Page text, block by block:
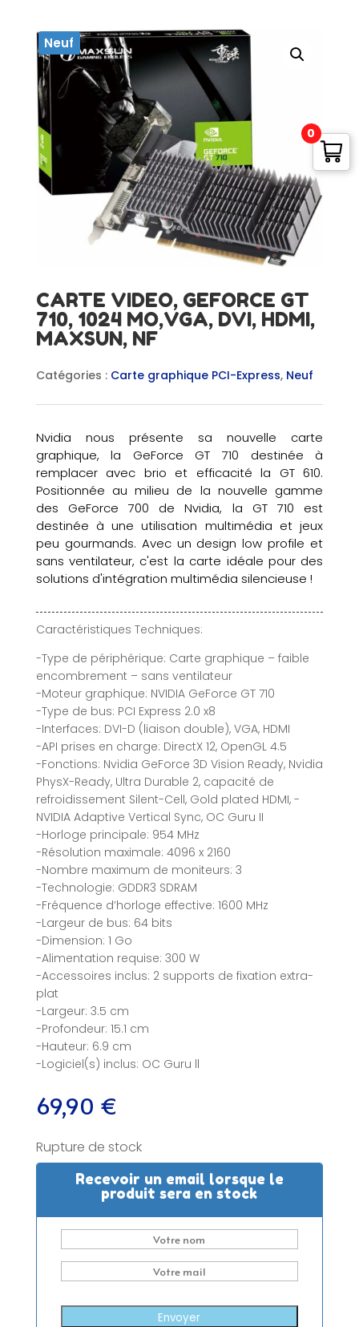
Neuf
CARTE VIDEO, GEFORCE GT
710, 1024 MO,VGA, DVI, HDMI,
MAXSUN, NF
Catégories : Carte graphique PCI-Express, Neuf
Nvidia nous présente sa nouvelle carte
graphique, la GeForce GT 710 destinée à
remplacer avec brio et efficacité la GT 610.
Positionnée au milieu de la nouvelle gamme
des GeForce 700 de Nvidia, la GT 710 est
destinée à une utilisation multimédia et jeux
peu gourmands. Avec un design low profile et
sans ventilateur, c'est la carte idéale pour des
solutions d'intégration multimédia silencieuse !
Caractéristiques Techniques:
-Type de périphérique: Carte graphique – faible
encombrement – sans ventilateur
-Moteur graphique: NVIDIA GeForce GT 710
-Type de bus: PCI Express 2.0 x8
-Interfaces: DVI-D (liaison double), VGA, HDMI
-API prises en charge: DirectX 12, OpenGL 4.5
-Fonctions: Nvidia GeForce 3D Vision Ready, Nvidia
PhysX-Ready, Ultra Durable 2, capacité de
refroidissement Silent-Cell, Gold plated HDMI, -
NVIDIA Adaptive Vertical Sync, OC Guru II
-Horloge principale: 954 MHz
-Résolution maximale: 4096 x 2160
-Nombre maximum de moniteurs: 3
-Technologie: GDDR3 SDRAM
-Fréquence d’horloge effective: 1600 MHz
-Largeur de bus: 64 bits
-Dimension: 1 Go
-Alimentation requise: 300 W
-Accessoires inclus: 2 supports de fixation extra-
plat
-Largeur: 3.5 cm
-Profondeur: 15.1 cm
-Hauteur: 6.9 cm
-Logiciel(s) inclus: OC Guru ll
69,90 €
Rupture de stock
Recevoir un email lorsque le
produit sera en stock
Envoyer
0